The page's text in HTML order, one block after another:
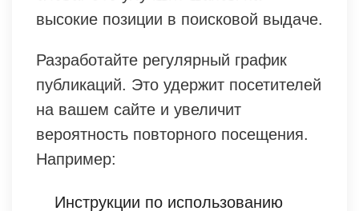
высокие позиции в поисковой выдаче.
Разработайте регулярный график
публикаций. Это удержит посетителей
на вашем сайте и увеличит
вероятность повторного посещения.
Например:
Инструкции по использованию